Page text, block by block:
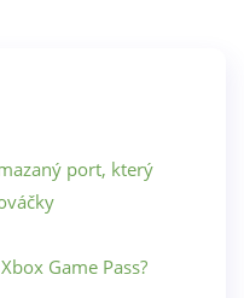
port, který
Game Pass?